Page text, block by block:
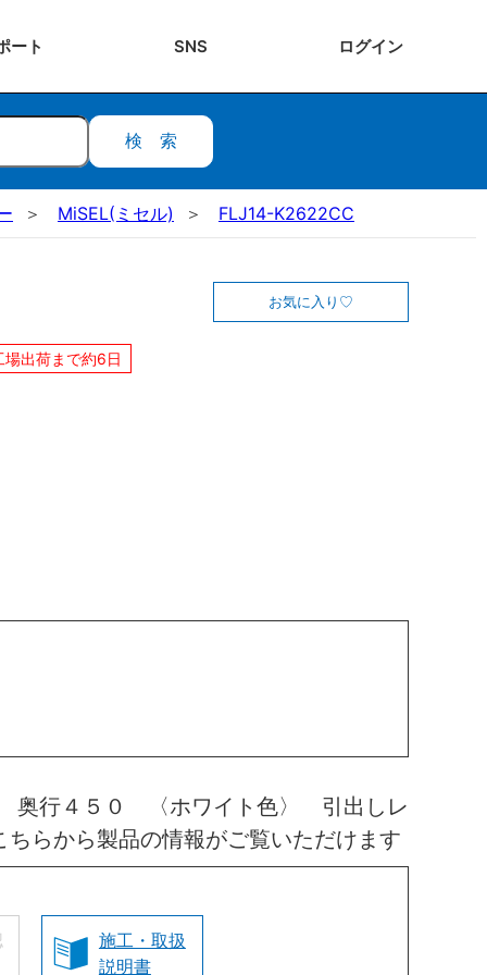
ート SNS ログイン
検索
MiSEL(ミセル) FLJ14-K2622CC
お気に入り
場出荷まで約6日
行４５０ 〈ホワイト色〉 引出しレ
らから製品の情報がご覧いただけます
施工・取扱
説明書